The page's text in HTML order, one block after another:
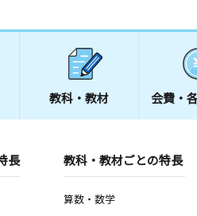
教科・教材 会費・
長 教科・教材ごとの特長
算数・数学